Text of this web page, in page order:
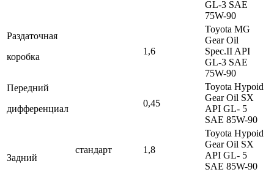
GL-3 SAE
75W-90
Раздаточная
коробка
1,6
Toyota MG
Gear Oil
Spec.II API
GL-3 SAE
75W-90
Передний
дифференциал
0,45
Toyota Hypoid
Gear Oil SX
API GL- 5
SAE 85W-90
Задний
стандарт 1,8
Toyota Hypoid
Gear Oil SX
API GL- 5
SAE 85W-90